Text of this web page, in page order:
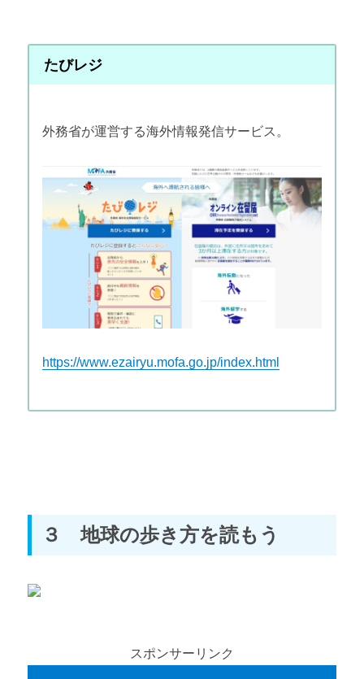
たびレジ
外務省が運営する海外情報発信サービス。
https://www.ezairyu.mofa.go.jp/index.html
３ 地球の歩き方を読もう
スポンサーリンク